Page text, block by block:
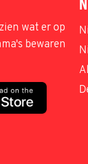
wat er op
bewaren